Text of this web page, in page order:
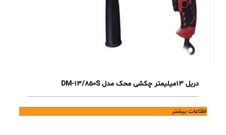
دریل 13میلیمتر چکشی محک مدل DM-13/850S
اطلاعات بیشتر